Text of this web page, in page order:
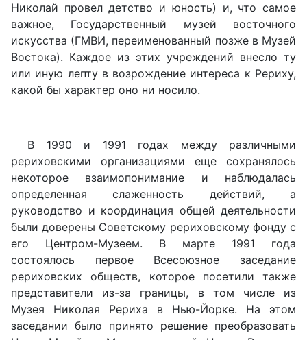
Николай провел детство и юность) и, что самое
важное, Государственный музей восточного
искусства (ГМВИ, переименованный позже в Музей
Востока). Каждое из этих учреждений внесло ту
или иную лепту в возрождение интереса к Рериху,
какой бы характер оно ни носило.
В 1990 и 1991 годах между различными
рериховскими организациями еще сохранялось
некоторое взаимопонимание и наблюдалась
определенная слаженность действий, а
руководство и координация общей деятельности
были доверены Советскому рериховскому фонду с
его Центром-Музеем. В марте 1991 года
состоялось первое Всесоюзное заседание
рериховских обществ, которое посетили также
представители из-за границы, в том числе из
Музея Николая Рериха в Нью-Йорке. На этом
заседании было принято решение преобразовать